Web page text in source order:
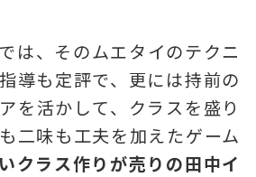
は、そのムエタイのテクニ
導も定評で、更には持前の
を活かして、クラスを盛り
二味も工夫を加えたゲーム
クラス作りが売りの田中イ